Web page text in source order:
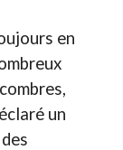
en
un